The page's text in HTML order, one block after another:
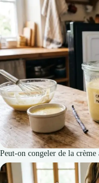
Peut-on congeler de la crème